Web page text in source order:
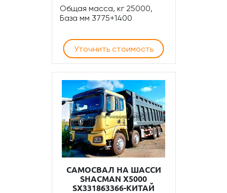
Общая масса, кг 25000,
База мм 3775+1400
Уточнить стоимость
САМОСВАЛ НА ШАССИ
SHACMAN Х5000
SX331863366-КИТАЙ